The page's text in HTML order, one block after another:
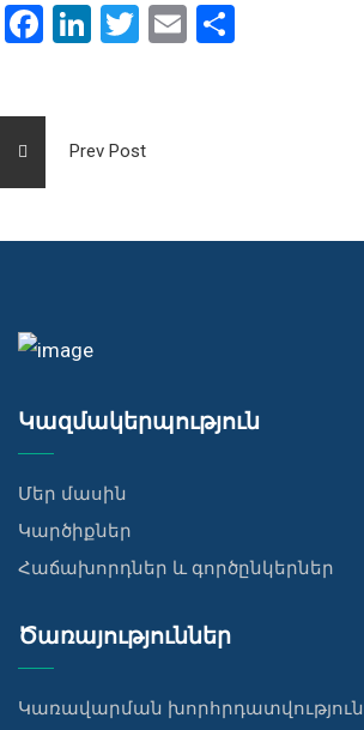
Facebook
LinkedIn
Twitter
Email
Prev Post
Կազմակերպություն
Մեր մասին
Կարծիքներ
Հաճախորդներ և գործընկերներ
Ծառայություններ
Կառավարման խորհրդատվություն